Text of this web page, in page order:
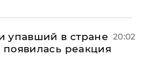
упавший в стране
реакция
20:02